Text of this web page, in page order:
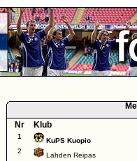
Nr
Klub
1
KuPS Kuopio
2
Lahden Reipas